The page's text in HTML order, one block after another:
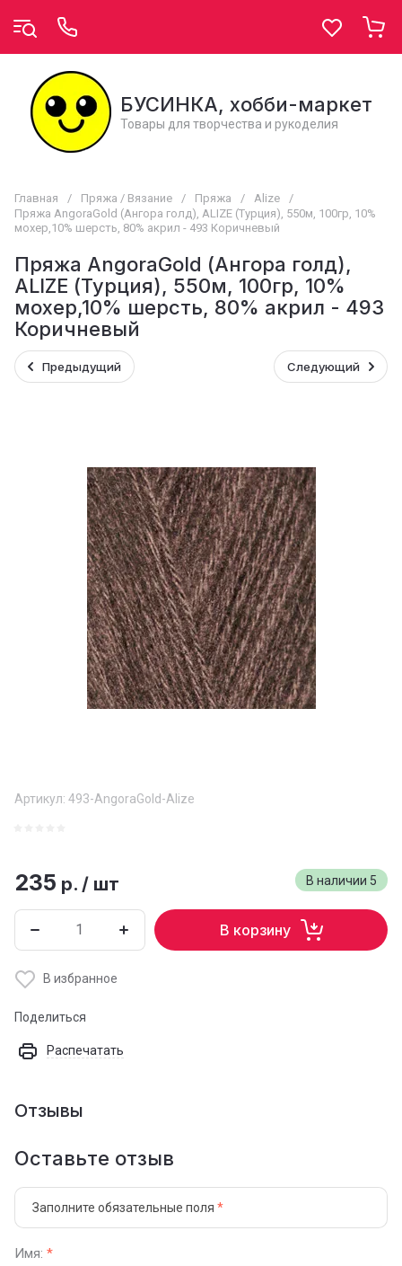
БУСИНКА, хобби-маркет
Товары для творчества и рукоделия
Главная / Пряжа / Вязание / Пряжа / Alize
/
Пряжа AngoraGold (Ангора голд), ALIZE (Турция), 550м, 100гр, 10%
мохер,10% шерсть, 80% акрил - 493 Коричневый
Пряжа AngoraGold (Ангора голд),
ALIZE (Турция), 550м, 100гр, 10%
мохер,10% шерсть, 80% акрил - 493
Коричневый
Предыдущий Следующий
Артикул: 493-AngoraGold-Alize
В наличии 5
235 р. / шт
В корзину
В избранное
Поделиться
Распечатать
Отзывы
Оставьте отзыв
Заполните обязательные поля *
Имя: *